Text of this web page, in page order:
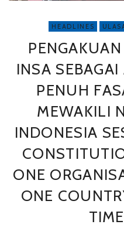
HEADLINES
INSA
PENUH
MEWAKILI
INDONESIA
ONE
ONE
TIME